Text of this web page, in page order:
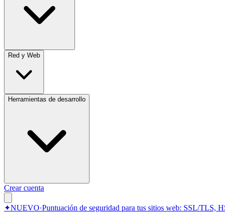
Red y Web
Herramientas de desarrollo
Crear cuenta
✦NUEVO·Puntuación de seguridad para tus sitios web: SSL/TLS,